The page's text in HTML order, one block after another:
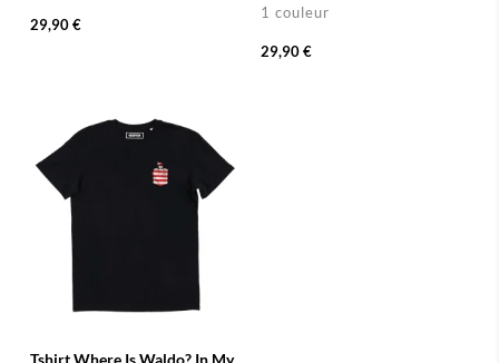
29,90 €
1 couleur
29,90 €
Tshirt Where Is Waldo? In My